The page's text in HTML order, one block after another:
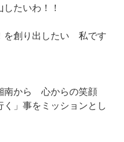
たいわ！！
を創り出したい　私です
南から　心からの笑顔
く」事をミッションとし